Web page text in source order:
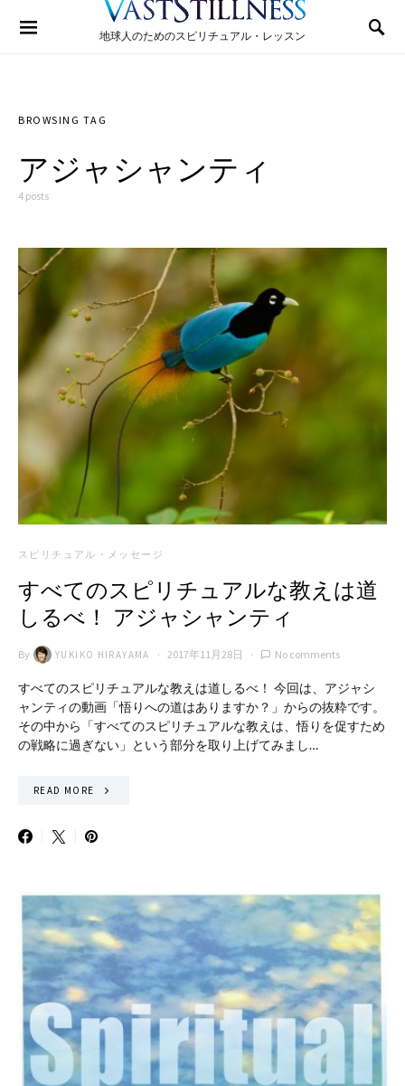
地球人のためのスピリチュアル・レッスン
Search for:
BROWSING TAG
アジャシャンティ
4 posts
スピリチュアル・メッセージ
すべてのスピリチュアルな教えは道
しるべ！ アジャシャンティ
By YUKIKO HIRAYAMA 2017年11月28日 No comments
すべてのスピリチュアルな教えは道しるべ！ 今回は、アジャシ
ャンティの動画「悟りへの道はありますか？」からの抜粋です。
その中から「すべてのスピリチュアルな教えは、悟りを促すため
の戦略に過ぎない」という部分を取り上げてみまし…
READ MORE